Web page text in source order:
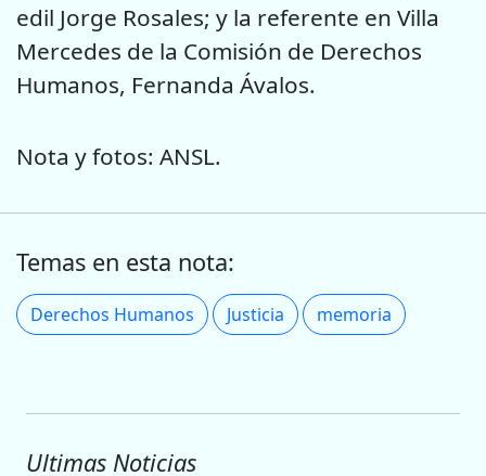
edil Jorge Rosales; y la referente en Villa
Mercedes de la Comisión de Derechos
Humanos, Fernanda Ávalos.
Nota y fotos: ANSL.
Temas en esta nota:
Derechos Humanos Justicia memoria
Ultimas Noticias